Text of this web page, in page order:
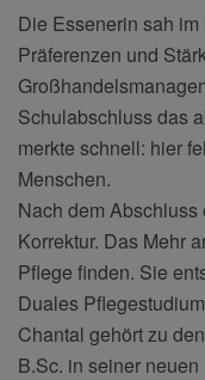
Die Essenerin sah
Präferenzen und
Schulabschluss das
merkte schnell: hier
Menschen.
Nach dem
Korrektur. Das Mehr
Pflege finden. Sie
Duales
Chantal gehört zu
B.Sc. in seiner